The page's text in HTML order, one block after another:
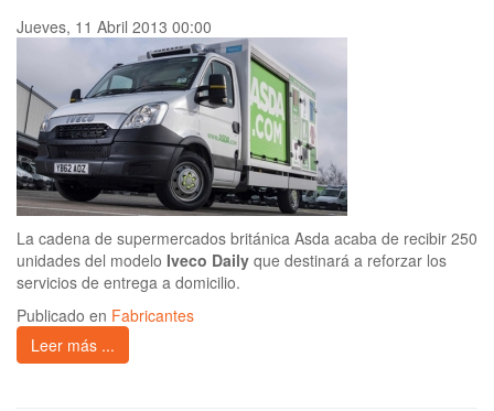
Jueves, 11 Abril 2013 00:00
La cadena de supermercados británica Asda acaba de recibir 250
unidades del modelo Iveco Daily que destinará a reforzar los
servicios de entrega a domicilio.
Publicado en Fabricantes
Leer más ...